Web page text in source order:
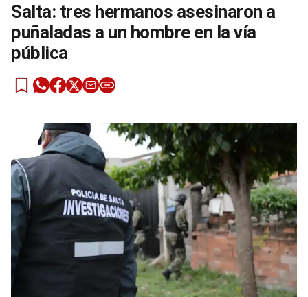
Salta: tres hermanos asesinaron a
puñaladas a un hombre en la vía
pública